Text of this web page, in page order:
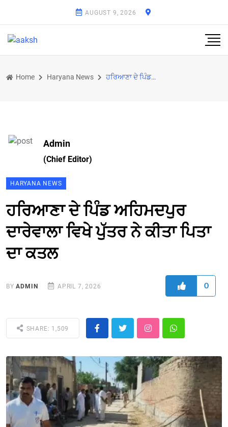
AUGUST 9, 2026
Home Haryana News ਹਰਿਆਣਾ ਦੇ ਪਿੰਡ ਅਹਿਮਦਪੁਰ ਦਾਰੇਵਾਲਾ ਵਿਖੇ ਪੁੱਤਰ ਨੇ ਕੀਤਾ ਪਿਤਾ ਦਾ ਕਤਲ
Admin
(Chief Editor)
HARYANA NEWS
ਹਰਿਆਣਾ ਦੇ ਪਿੰਡ ਅਹਿਮਦਪੁਰ
ਦਾਰੇਵਾਲਾ ਵਿਖੇ ਪੁੱਤਰ ਨੇ ਕੀਤਾ ਪਿਤਾ
ਦਾ ਕਤਲ
BYADMIN APRIL 7, 2026 0
SHARE: 1,509